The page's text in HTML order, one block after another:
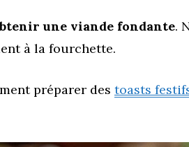
une viande fondante.
à la fourchette.
préparer des toasts